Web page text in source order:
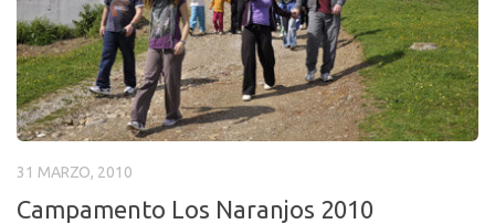
31 MARZO, 2010
Campamento Los Naranjos 2010